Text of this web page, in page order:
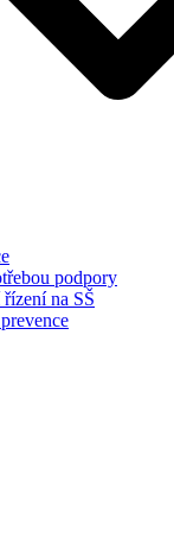
podpory
na SŠ